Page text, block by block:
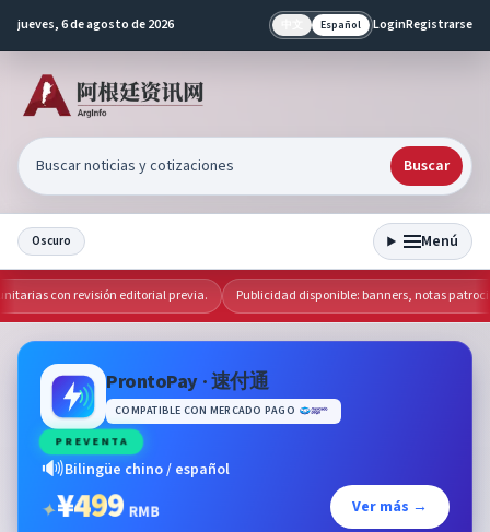
jueves, 6 de agosto de 2026 Español LoginRegistrarse
Buscar
Oscuro Menú
con revisión editorial previa. Publicidad disponible: banners, notas
ProntoPay · 速付通
COMPATIBLE CON MERCADO PAGO
PREVENTA
🔊Bilingüe chino / español
✦¥499 RMB Ver más →